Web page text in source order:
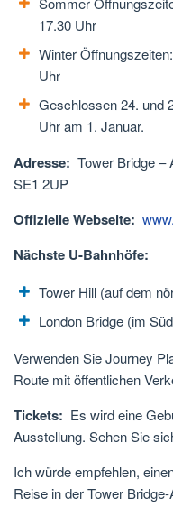
17.30 Uhr
Winter
Uhr
Geschlossen 24. und
Uhr am 1. Januar.
Adresse: Tower Bridge –
SE1 2UP
Offizielle Webseite:
Nächste U-Bahnhöfe:
Tower Hill (auf dem
London Bridge (im
Verwenden Sie Journey
Route mit öffentlichen
Tickets: Es wird eine
Ausstellung. Sehen Sie
Ich würde empfehlen,
Reise in der Tower